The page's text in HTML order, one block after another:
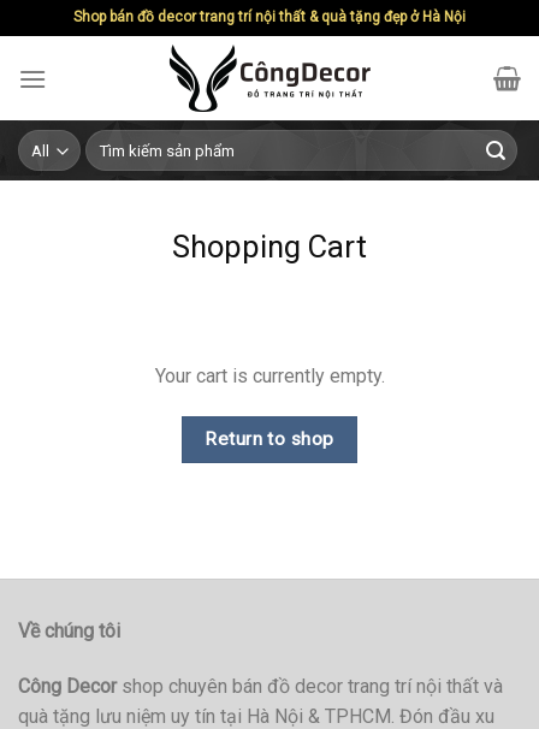
content
Shop bán đồ decor trang trí nội thất & quà tặng đẹp ở Hà Nội
Search
for:
Shopping Cart
Your cart is currently empty.
Return to shop
Về chúng tôi
Công Decorshop chuyên bán đồ decor trang trí nội thất và
quà tặng lưu niệm uy tín tại Hà Nội & TPHCM. Đón đầu xu